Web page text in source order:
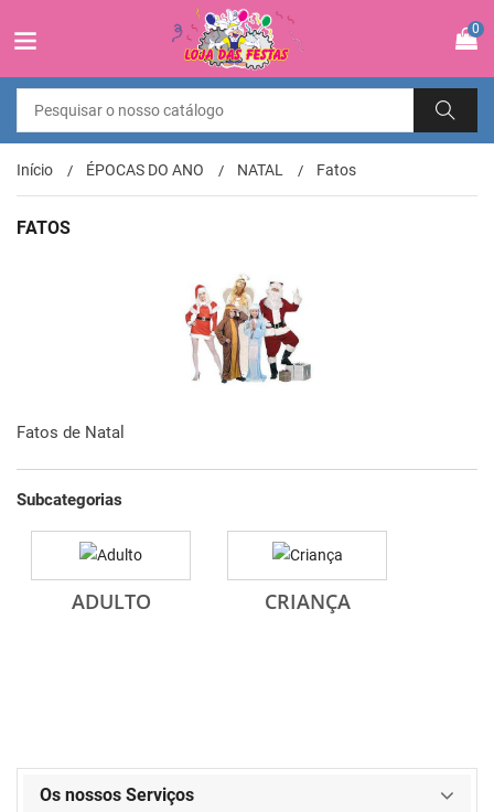
0
Início ÉPOCAS DO ANO NATAL Fatos
FATOS
Fatos de Natal
Subcategorias
ADULTO CRIANÇA
Os nossos Serviços